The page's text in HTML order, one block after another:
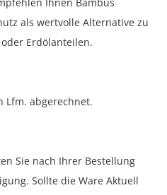
als wertvolle Alternative zu
Erdölanteilen.
Lfm. abgerechnet.
Sie nach Ihrer Bestellung
Sollte die Ware Aktuell